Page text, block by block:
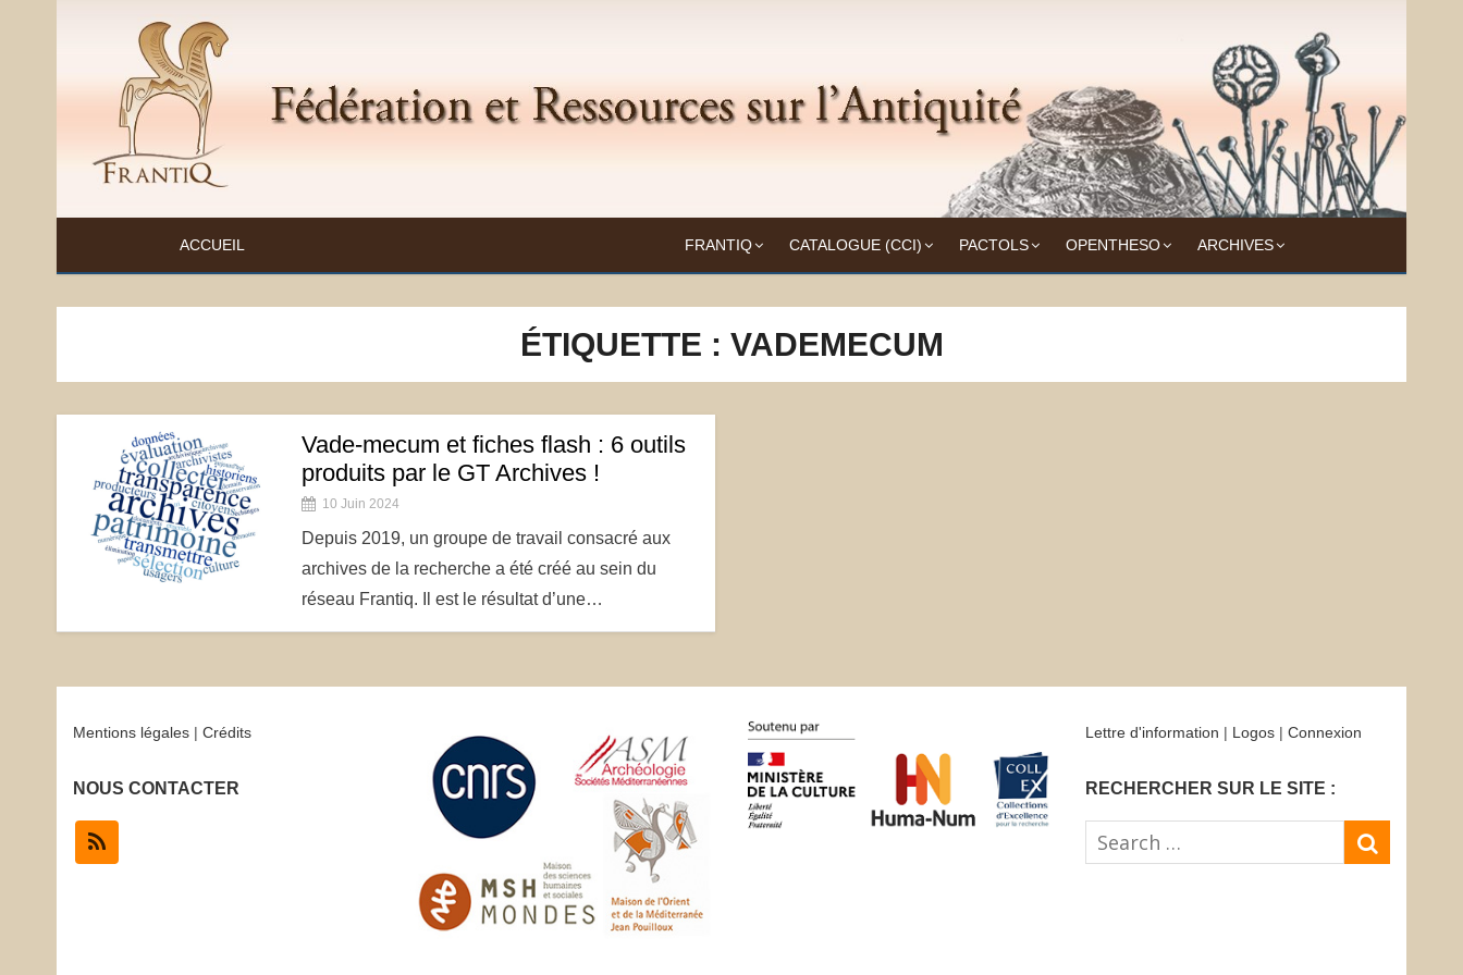
Frantiq
FÉDÉRATION ET RESSOURCES SUR L'ANTIQUITÉ
ACCUEIL FRANTIQ CATALOGUE (CCI) PACTOLS OPENTHESO ARCHIVES
ÉTIQUETTE : VADEMECUM
Vade-mecum et fiches flash : 6 outils
produits par le GT Archives !
10 Juin 2024
Depuis 2019, un groupe de travail consacré aux
archives de la recherche a été créé au sein du
réseau Frantiq. Il est le résultat d’une…
Mentions légales | Crédits
NOUS CONTACTER
Lettre d'information | Logos | Connexion
RECHERCHER SUR LE SITE :
Search